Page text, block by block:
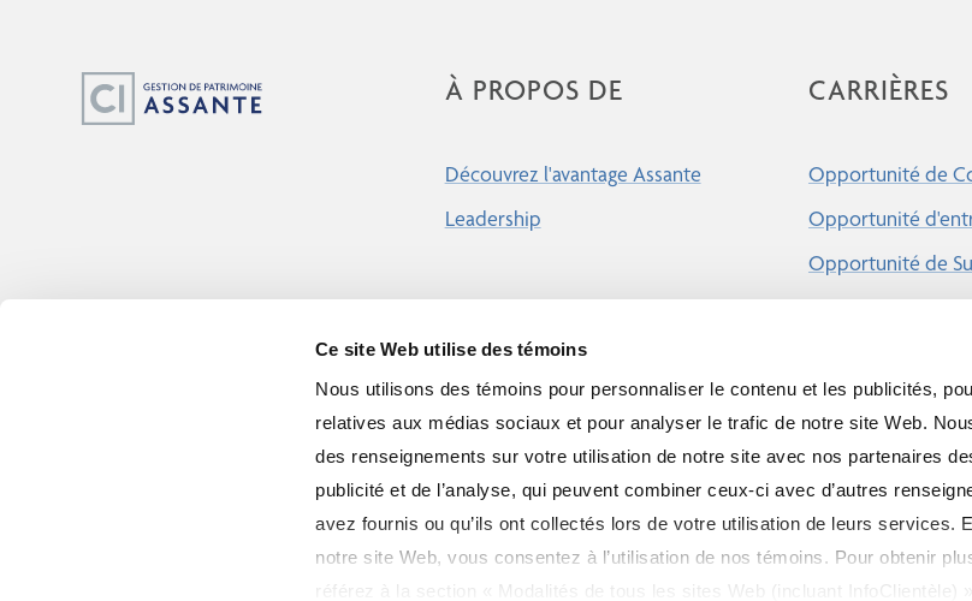
Ce site Web utilise des témoins
Nous utilisons des témoins pour personnaliser le contenu et les publicités,
relatives aux médias sociaux et pour analyser le trafic de notre site Web.
des renseignements sur votre utilisation de notre site avec nos partenaires
publicité et de l’analyse, qui peuvent combiner ceux-ci avec d’autres
avez fournis ou qu’ils ont collectés lors de votre utilisation de leurs services.
notre site Web, vous consentez à l’utilisation de nos témoins. Pour obtenir
référez à la section « Modalités de tous les sites Web (incluant InfoClientèle)
À PROPOS DE
Découvrez l'avantage Assante
Leadership
CARRIÈRES
Opportunité de
Opportunité
Opportunité de